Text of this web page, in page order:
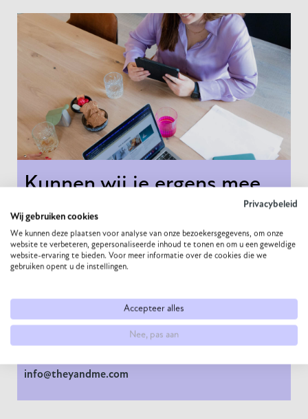
Kunnen wij je
ergens mee
helpen?
Kunnen wij je ergens mee
helpen?
Als je er even niet uitkomt staan we voor je klaar. Wij
geven graag advies bij het maken van de juiste keuze
voor jouw interieur.
info@theyandme.com
Privacybeleid
Wij gebruiken cookies
We kunnen deze plaatsen voor analyse van onze bezoekersgegevens, om onze
website te verbeteren, gepersonaliseerde inhoud te tonen en om u een geweldige
website-ervaring te bieden. Voor meer informatie over de cookies die we
gebruiken opent u de instellingen.
Accepteer alles
Nee, pas aan